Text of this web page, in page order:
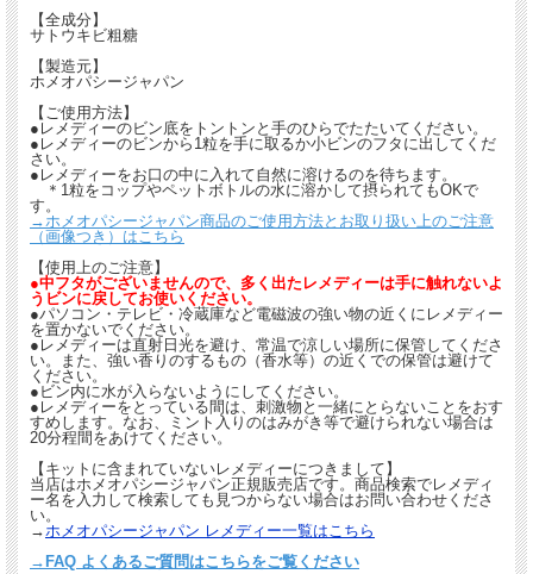
【全成分】
サトウキビ粗糖
【製造元】
ホメオパシージャパン
【ご使用方法】
●レメディーのビン底をトントンと手のひらでたたいてください。
●レメディーのビンから1粒を手に取るか小ビンのフタに出してくだ
さい。
●レメディーをお口の中に入れて自然に溶けるのを待ちます。
＊1粒をコップやペットボトルの水に溶かして摂られてもOKで
す。
→ホメオパシージャパン商品のご使用方法とお取り扱い上のご注意
（画像つき）はこちら
【使用上のご注意】
●中フタがございませんので、多く出たレメディーは手に触れないよ
うビンに戻してお使いください。
●パソコン・テレビ・冷蔵庫など電磁波の強い物の近くにレメディー
を置かないでください。
●レメディーは直射日光を避け、常温で涼しい場所に保管してくださ
い。また、強い香りのするもの（香水等）の近くでの保管は避けて
ください。
●ビン内に水が入らないようにしてください。
●レメディーをとっている間は、刺激物と一緒にとらないことをおす
すめします。なお、ミント入りのはみがき等で避けられない場合は
20分程間をあけてください。
【キットに含まれていないレメディーにつきまして】
当店はホメオパシージャパン正規販売店です。商品検索でレメディ
ー名を入力して検索しても見つからない場合はお問い合わせくださ
い。
→ホメオパシージャパン レメディー一覧はこちら
→FAQ よくあるご質問はこちらをご覧ください